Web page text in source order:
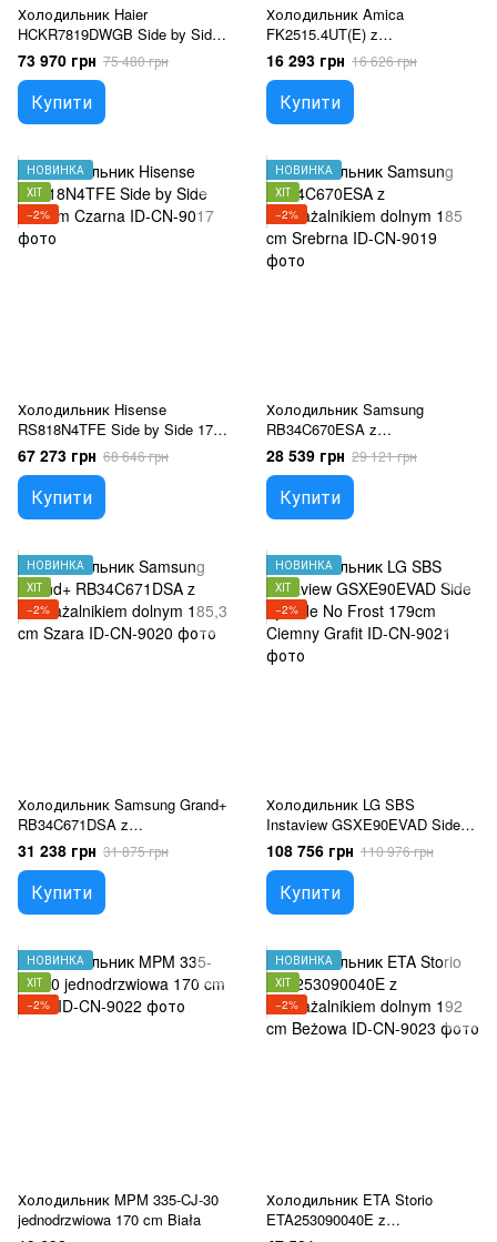
Холодильник Haier
HCKR7819DWGB Side by Side
190cm Czarny
73 970 грн 75 480 грн
Купити
Холодильник Amica
FK2515.4UT(E) z
zamrażalnikiem dolnym 170 cm
Biała
16 293 грн 16 626 грн
Купити
НОВИНКА
ХІТ
−2%
Холодильник Hisense
RS818N4TFE Side by Side 179
cm Czarna
67 273 грн 68 646 грн
Купити
НОВИНКА
ХІТ
−2%
Холодильник Samsung
RB34C670ESA z
zamrażalnikiem dolnym 185 cm
Srebrna
28 539 грн 29 121 грн
Купити
НОВИНКА
ХІТ
−2%
Холодильник Samsung Grand+
RB34C671DSA z
zamrażalnikiem dolnym 185,3
cm Szara
31 238 грн 31 875 грн
Купити
НОВИНКА
ХІТ
−2%
Холодильник LG SBS
Instaview GSXE90EVAD Side
by Side No Frost 179cm Ciemny
Grafit
108 756 грн 110 976 грн
Купити
НОВИНКА
ХІТ
−2%
Холодильник MPM 335-CJ-30
jednodrzwiowa 170 cm Biała
НОВИНКА
ХІТ
−2%
Холодильник ETA Storio
ETA253090040E z